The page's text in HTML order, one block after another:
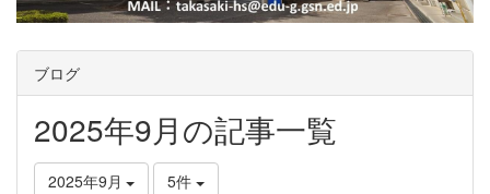
ブログ
2025年9月の記事一覧
2025年9月 5件